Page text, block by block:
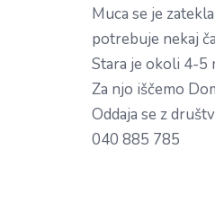
Muca se je
potrebuje nekaj
Stara je okoli 4-5
Za njo iščemo
Oddaja se z
040 885 785